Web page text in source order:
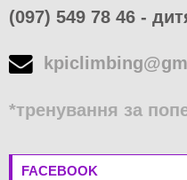
(097) 549 78 46 -
*тренування за
FACEBOOK